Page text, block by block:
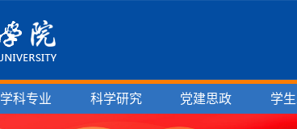
学科专业 科学研究 党建思政 学